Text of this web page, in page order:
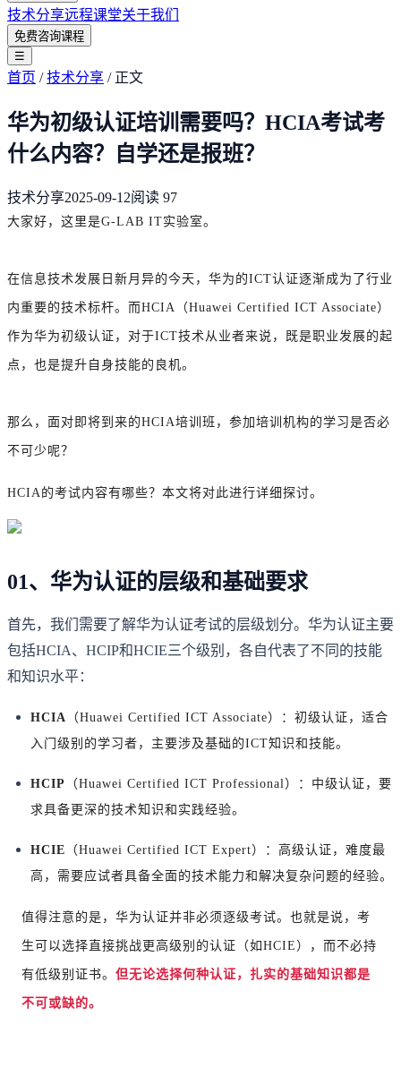
技术分享远程课堂关于我们
免费咨询课程
☰
首页 /技术分享 / 正文
华为初级认证培训需要吗？HCIA考试考
什么内容？自学还是报班？
技术分享2025-09-12阅读 97
大家好，这里是G-LAB IT实验室。
在信息技术发展日新月异的今天，华为的ICT认证逐渐成为了行业
内重要的技术标杆。而HCIA（Huawei Certified ICT Associate）
作为华为初级认证，对于ICT技术从业者来说，既是职业发展的起
点，也是提升自身技能的良机。
那么，面对即将到来的HCIA培训班，参加培训机构的学习是否必
不可少呢？
HCIA的考试内容有哪些？本文将对此进行详细探讨。
01、华为认证的层级和基础要求
首先，我们需要了解华为认证考试的层级划分。华为认证主要
包括HCIA、HCIP和HCIE三个级别，各自代表了不同的技能
和知识水平：
HCIA （Huawei Certified ICT Associate）：初级认证，适合
入门级别的学习者，主要涉及基础的ICT知识和技能。
HCIP （Huawei Certified ICT Professional）：中级认证，要
求具备更深的技术知识和实践经验。
HCIE （Huawei Certified ICT Expert）：高级认证，难度最
高，需要应试者具备全面的技术能力和解决复杂问题的经验。
值得注意的是，华为认证并非必须逐级考试。也就是说，考
生可以选择直接挑战更高级别的认证（如HCIE），而不必持
有低级别证书。 但无论选择何种认证，扎实的基础知识都是
不可或缺的。